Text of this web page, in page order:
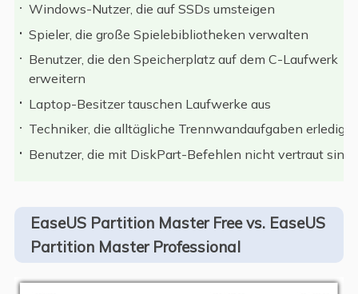
Windows-Nutzer, die auf SSDs umsteigen
Spieler, die große Spielebibliotheken verwalten
Benutzer, die den Speicherplatz auf dem C-Laufwerk
erweitern
Laptop-Besitzer tauschen Laufwerke aus
Techniker, die alltägliche Trennwandaufgaben
Benutzer, die mit DiskPart-Befehlen nicht vertraut sind
EaseUS Partition Master Free vs. EaseUS
Partition Master Professional